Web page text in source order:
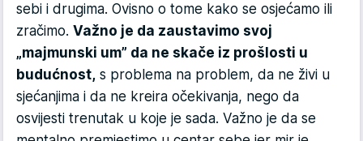
sebi i drugima. Ovisno o tome kako se osjećamo ili
zračimo. Važno je da zaustavimo svoj
„majmunski um” da ne skače iz prošlosti u
budućnost, s problema na problem, da ne živi u
sjećanjima i da ne kreira očekivanja, nego da
osvijesti trenutak u koje je sada. Važno je da se